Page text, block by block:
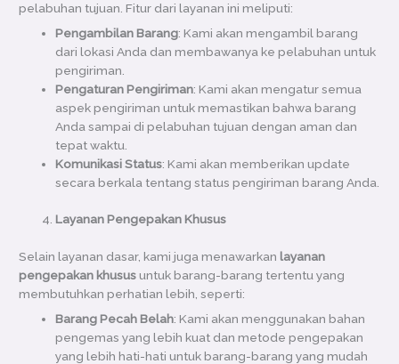
pelabuhan tujuan. Fitur dari layanan ini meliputi:
Pengambilan Barang: Kami akan mengambil barang
dari lokasi Anda dan membawanya ke pelabuhan untuk
pengiriman.
Pengaturan Pengiriman: Kami akan mengatur semua
aspek pengiriman untuk memastikan bahwa barang
Anda sampai di pelabuhan tujuan dengan aman dan
tepat waktu.
Komunikasi Status: Kami akan memberikan update
secara berkala tentang status pengiriman barang Anda.
Layanan Pengepakan Khusus
Selain layanan dasar, kami juga menawarkan layanan
pengepakan khususuntuk barang-barang tertentu yang
membutuhkan perhatian lebih, seperti:
Barang Pecah Belah: Kami akan menggunakan bahan
pengemas yang lebih kuat dan metode pengepakan
yang lebih hati-hati untuk barang-barang yang mudah